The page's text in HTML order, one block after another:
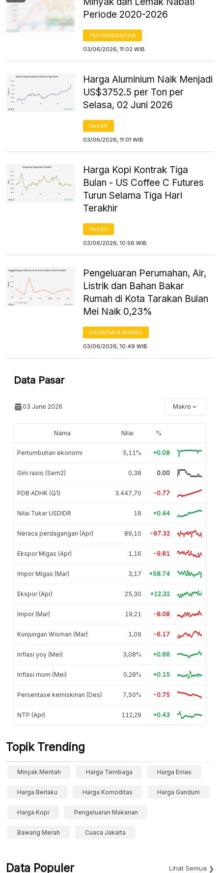
Periode 2020-2026
PERTAMBANGAN
03/06/2026, 11:02 WIB
Harga Aluminium Naik Menjadi
US$3752.5 per Ton per
Selasa, 02 Juni 2026
PASAR
03/06/2026, 11:01 WIB
Harga Kopi Kontrak Tiga
Bulan - US Coffee C Futures
Turun Selama Tiga Hari
Terakhir
PASAR
03/06/2026, 10:56 WIB
Pengeluaran Perumahan, Air,
Listrik dan Bahan Bakar
Rumah di Kota Tarakan Bulan
Mei Naik 0,23%
EKONOMI & MAKRO
03/06/2026, 10:49 WIB
Data Pasar
03 June 2026 Makro
Nama Nilai %
Pertumbuhan ekonomi 5,11% +0.08
Gini rasio (Sem2) 0,38 0.00
PDB ADHK (Q1) 3.447,70 -0.77
Nilai Tukar USDIDR 18 +0.44
Neraca perdagangan (Apr) 89,10 -97.32
Ekspor Migas (Apr) 1,16 -9.81
Impor Migas (Mar) 3,17 +58.74
Ekspor (Apr) 25,30 +12.32
Impor (Mar) 19,21 -8.08
Kunjungan Wisman (Mar) 1,09 -6.17
Inflasi yoy (Mei) 3,08% +0.66
Inflasi mom (Mei) 0,28% +0.15
Persentase kemiskinan (Des) 7,50% -0.75
NTP (Apr) 112,29 +0.43
Topik Trending
Minyak Mentah Harga Tembaga Harga Emas
Harga Berlaku Harga Komoditas Harga Gandum
Harga Kopi Pengeluaran Makanan
Bawang Merah Cuaca Jakarta
Data Populer Lihat Semua